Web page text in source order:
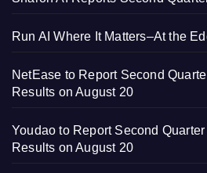
Run AI Where It Matters–At the
NetEase to Report Second
Results on August 20
Youdao to Report Second
Results on August 20